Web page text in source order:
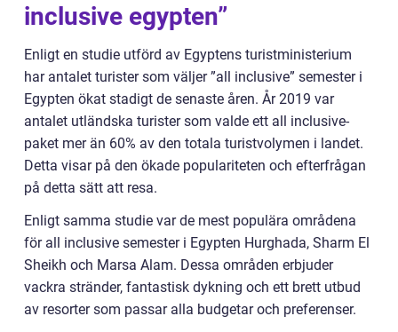
inclusive egypten”
Enligt en studie utförd av Egyptens turistministerium
har antalet turister som väljer ”all inclusive” semester i
Egypten ökat stadigt de senaste åren. År 2019 var
antalet utländska turister som valde ett all inclusive-
paket mer än 60% av den totala turistvolymen i landet.
Detta visar på den ökade populariteten och efterfrågan
på detta sätt att resa.
Enligt samma studie var de mest populära områdena
för all inclusive semester i Egypten Hurghada, Sharm El
Sheikh och Marsa Alam. Dessa områden erbjuder
vackra stränder, fantastisk dykning och ett brett utbud
av resorter som passar alla budgetar och preferenser.